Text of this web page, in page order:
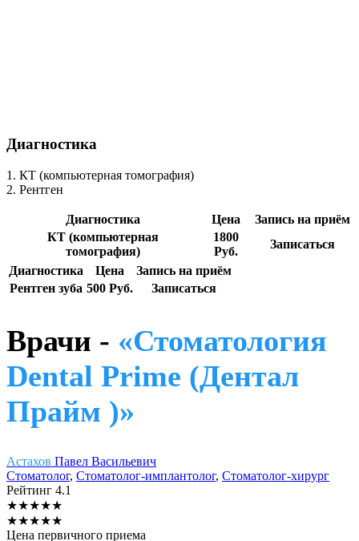
Диагностика
1. КТ (компьютерная томография)
2. Рентген
Диагностика Цена
Запись на приём
КТ (компьютерная
томография)
1800
Руб.
Записаться
Диагностика
Цена
Запись на приём
Рентген зуба 500 Руб. Записаться
Врачи - «Стоматология
Dental Prime (Дентал
Прайм )»
Астахов Павел Васильевич
Стоматолог, Стоматолог-имплантолог, Стоматолог-хирург
Рейтинг 4.1
★★★★★
★★★★★
Цена первичного приема